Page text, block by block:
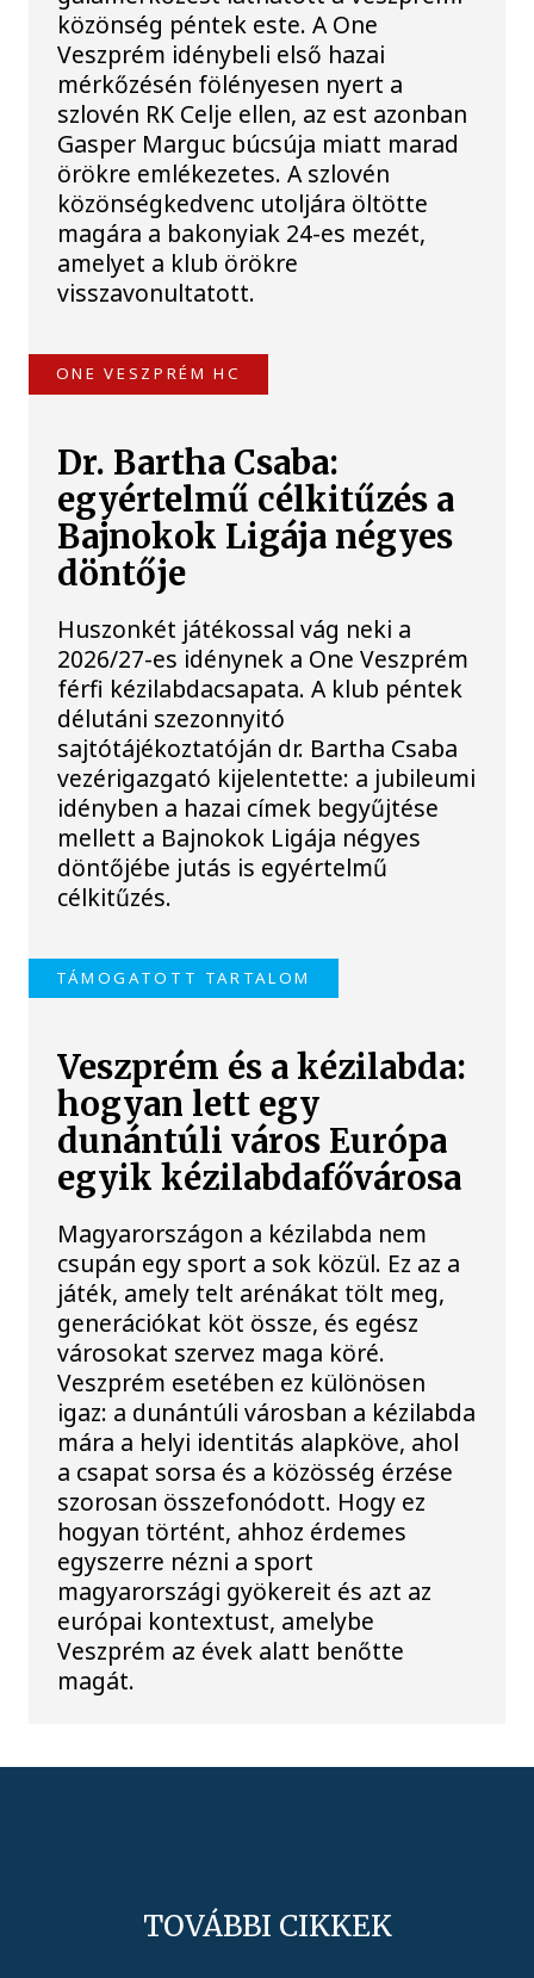
közönség péntek este. A One
Veszprém idénybeli első hazai
mérkőzésén fölényesen nyert a
szlovén RK Celje ellen, az est azonban
Gasper Marguc búcsúja miatt marad
örökre emlékezetes. A szlovén
közönségkedvenc utoljára öltötte
magára a bakonyiak 24-es mezét,
amelyet a klub örökre
visszavonultatott.
ONE VESZPRÉM HC
Dr. Bartha Csaba:
egyértelmű célkitűzés a
Bajnokok Ligája négyes
döntője
Huszonkét játékossal vág neki a
2026/27-es idénynek a One Veszprém
férfi kézilabdacsapata. A klub péntek
délutáni szezonnyitó
sajtótájékoztatóján dr. Bartha Csaba
vezérigazgató kijelentette: a jubileumi
idényben a hazai címek begyűjtése
mellett a Bajnokok Ligája négyes
döntőjébe jutás is egyértelmű
célkitűzés.
TÁMOGATOTT TARTALOM
Veszprém és a kézilabda:
hogyan lett egy
dunántúli város Európa
egyik kézilabdafővárosa
Magyarországon a kézilabda nem
csupán egy sport a sok közül. Ez az a
játék, amely telt arénákat tölt meg,
generációkat köt össze, és egész
városokat szervez maga köré.
Veszprém esetében ez különösen
igaz: a dunántúli városban a kézilabda
mára a helyi identitás alapköve, ahol
a csapat sorsa és a közösség érzése
szorosan összefonódott. Hogy ez
hogyan történt, ahhoz érdemes
egyszerre nézni a sport
magyarországi gyökereit és azt az
európai kontextust, amelybe
Veszprém az évek alatt benőtte
magát.
TOVÁBBI CIKKEK